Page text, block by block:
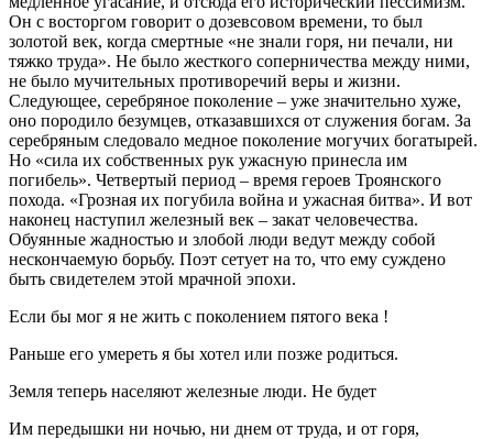
Он с восторгом говорит о дозевсовом времени, то был
золотой век, когда смертные «не знали горя, ни печали, ни
тяжко труда». Не было жесткого соперничества между ними,
не было мучительных противоречий веры и жизни.
Следующее, серебряное поколение – уже значительно хуже,
оно породило безумцев, отказавшихся от служения богам. За
серебряным следовало медное поколение могучих богатырей.
Но «сила их собственных рук ужасную принесла им
погибель». Четвертый период – время героев Троянского
похода. «Грозная их погубила война и ужасная битва». И вот
наконец наступил железный век – закат человечества.
Обуянные жадностью и злобой люди ведут между собой
нескончаемую борьбу. Поэт сетует на то, что ему суждено
быть свидетелем этой мрачной эпохи.
Если бы мог я не жить с поколением пятого века !
Раньше его умереть я бы хотел или позже родиться.
Земля теперь населяют железные люди. Не будет
Им передышки ни ночью, ни днем от труда, и от горя,